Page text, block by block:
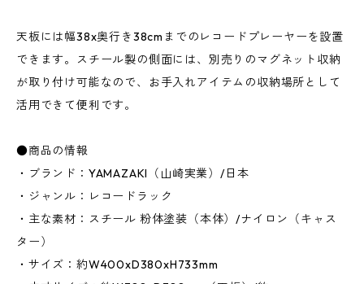
天板には幅38x奥行き38cmまでのレコードプレーヤーを設置
できます。スチール製の側面には、別売りのマグネット収納
が取り付け可能なので、お手入れアイテムの収納場所として
活用できて便利です。
●商品の情報
・ブランド：YAMAZAKI（山崎実業）/日本
・ジャンル：レコードラック
・主な素材：スチール 粉体塗装（本体）/ナイロン（キャス
ター）
・サイズ：約W400xD380xH733mm